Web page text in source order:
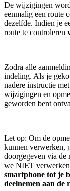
De wijzigingen
eenmalig een route
dezelfde. Indien je
route te controleren
Zodra alle
indeling. Als je
nadere instructie
wijzigingen en
geworden bent
Let op: Om de
kunnen verwerken,
doorgegeven via de
we NIET
smartphone tot je
deelnemen aan de